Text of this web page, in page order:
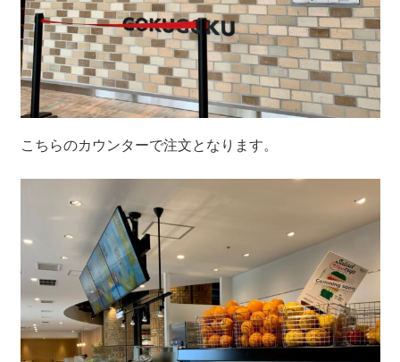
こちらのカウンターで注文となります。